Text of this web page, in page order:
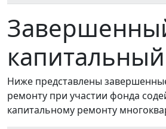
Ниже представлены
ремонту при участии фонда
капитальному ремонту